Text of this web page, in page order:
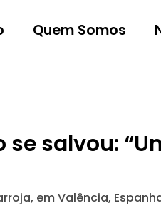
Quem Somos
salvou:
em Valência,